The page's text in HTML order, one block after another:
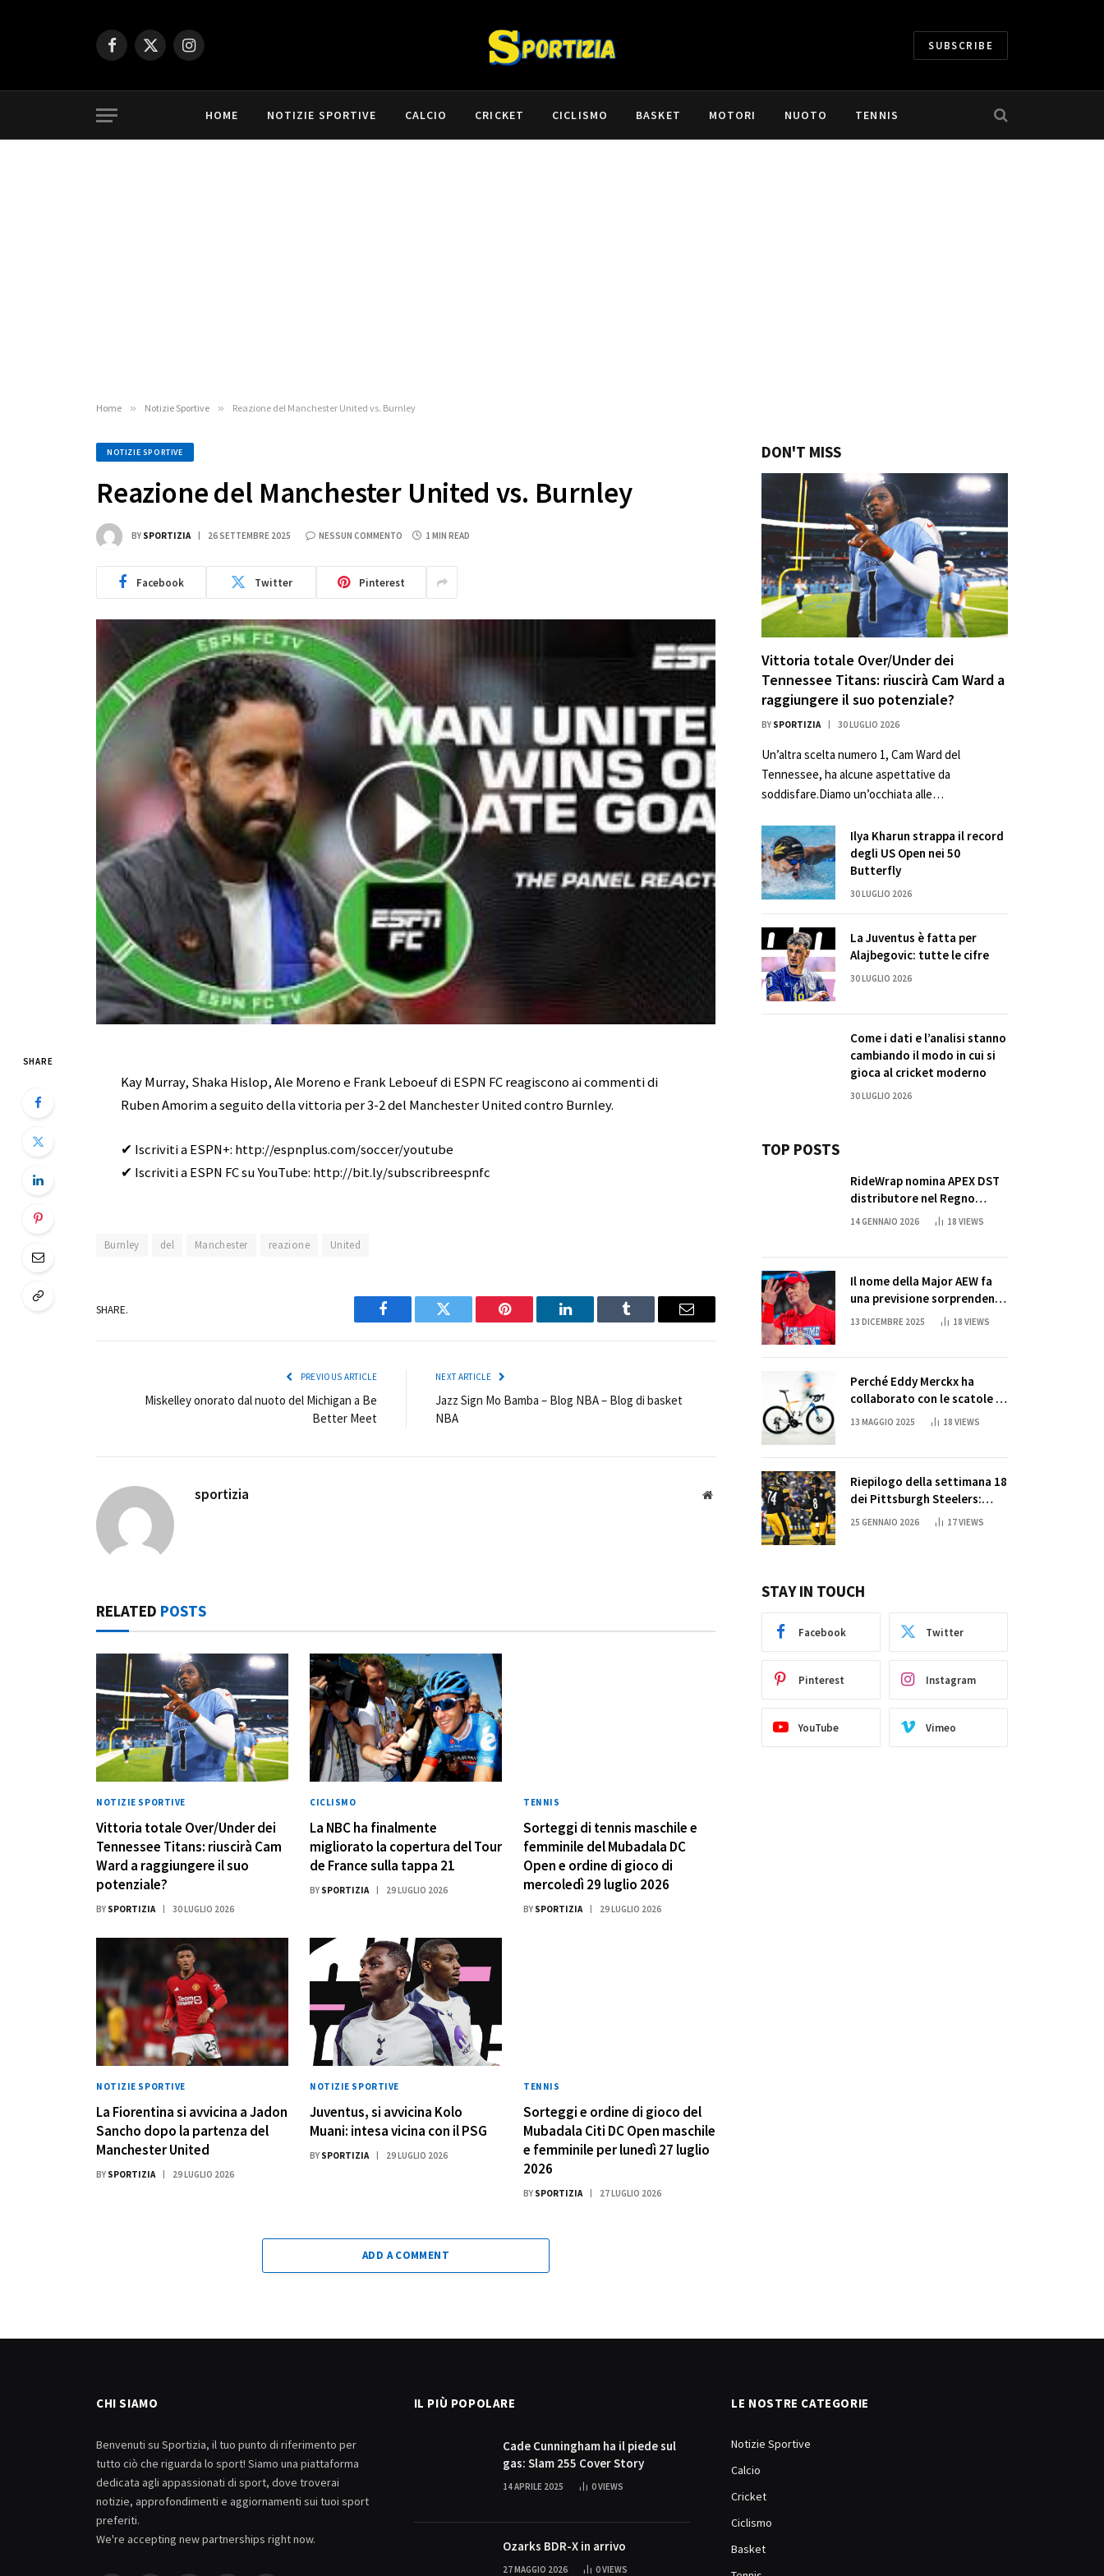
Facebook
X
Instagram SUBSCRIBE
HOME NOTIZIE SPORTIVE CALCIO CRICKET CICLISMO BASKET MOTORI NUOTO TENNIS
Home » Notizie Sportive » Reazione del Manchester United vs. Burnley
NOTIZIE SPORTIVE
Reazione del Manchester United vs. Burnley
BY SPORTIZIA 26 SETTEMBRE 2025 NESSUN COMMENTO 1 MIN READ
Facebook Twitter Pinterest
SHARE
Kay Murray, Shaka Hislop, Ale Moreno e Frank Leboeuf di ESPN FC reagiscono ai commenti di
Ruben Amorim a seguito della vittoria per 3-2 del Manchester United contro Burnley.
✔ Iscriviti a ESPN+: http://espnplus.com/soccer/youtube
✔ Iscriviti a ESPN FC su YouTube: http://bit.ly/subscribreespnfc
Burnley del Manchester reazione United
SHARE.
Facebook Twitter Pinterest LinkedIn Tumblr Email
PREVIOUS ARTICLE
Miskelley onorato dal nuoto del Michigan a Be
Better Meet
NEXT ARTICLE
Jazz Sign Mo Bamba – Blog NBA – Blog di basket
NBA
sportizia Website
RELATED POSTS
NOTIZIE SPORTIVE
Vittoria totale Over/Under dei
Tennessee Titans: riuscirà Cam
Ward a raggiungere il suo
potenziale?
BY SPORTIZIA 30 LUGLIO 2026
CICLISMO
La NBC ha finalmente
migliorato la copertura del Tour
de France sulla tappa 21
BY SPORTIZIA 29 LUGLIO 2026
TENNIS
Sorteggi di tennis maschile e
femminile del Mubadala DC
Open e ordine di gioco di
mercoledì 29 luglio 2026
BY SPORTIZIA 29 LUGLIO 2026
NOTIZIE SPORTIVE
La Fiorentina si avvicina a Jadon
Sancho dopo la partenza del
Manchester United
BY SPORTIZIA 29 LUGLIO 2026
NOTIZIE SPORTIVE
Juventus, si avvicina Kolo
Muani: intesa vicina con il PSG
BY SPORTIZIA 29 LUGLIO 2026
TENNIS
Sorteggi e ordine di gioco del
Mubadala Citi DC Open maschile
e femminile per lunedì 27 luglio
2026
BY SPORTIZIA 27 LUGLIO 2026
ADD A COMMENT
DON'T MISS
Vittoria totale Over/Under dei
Tennessee Titans: riuscirà Cam Ward a
raggiungere il suo potenziale?
BY SPORTIZIA 30 LUGLIO 2026
Un’altra scelta numero 1, Cam Ward del
Tennessee, ha alcune aspettative da
soddisfare.Diamo un’occhiata alle…
Ilya Kharun strappa il record
degli US Open nei 50
Butterfly
30 LUGLIO 2026
La Juventus è fatta per
Alajbegovic: tutte le cifre
30 LUGLIO 2026
Come i dati e l’analisi stanno
cambiando il modo in cui si
gioca al cricket moderno
30 LUGLIO 2026
TOP POSTS
RideWrap nomina APEX DST
distributore nel Regno
Unito
14 GENNAIO 2026 18 VIEWS
Il nome della Major AEW fa
una previsione sorprendente
per la partita di ritiro di
13 DICEMBRE 2025 18 VIEWS
Perché Eddy Merckx ha
collaborato con le scatole di
succo di Sun Capri
13 MAGGIO 2025 18 VIEWS
Riepilogo della settimana 18
dei Pittsburgh Steelers:
credi nei miracoli?
25 GENNAIO 2026 17VIEWS
STAY IN TOUCH
Facebook Twitter
Pinterest Instagram
YouTube Vimeo
CHI SIAMO
Benvenuti su Sportizia, il tuo punto di riferimento per
tutto ciò che riguarda lo sport! Siamo una piattaforma
dedicata agli appassionati di sport, dove troverai
notizie, approfondimenti e aggiornamenti sui tuoi sport
preferiti.
We're accepting new partnerships right now.
IL PIÙ POPOLARE
Cade Cunningham ha il piede sul
gas: Slam 255 Cover Story
14 APRILE 2025 0VIEWS
Ozarks BDR-X in arrivo
27 MAGGIO 2026 0VIEWS
LE NOSTRE CATEGORIE
Notizie Sportive
Calcio
Cricket
Ciclismo
Basket